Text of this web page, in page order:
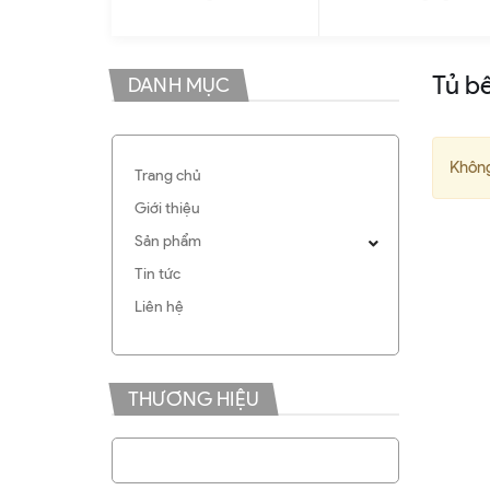
DANH MỤC
Trang chủ
Giới thiệu
Sản phẩm
Tin tức
Liên hệ
THƯƠNG HIỆU
Tủ